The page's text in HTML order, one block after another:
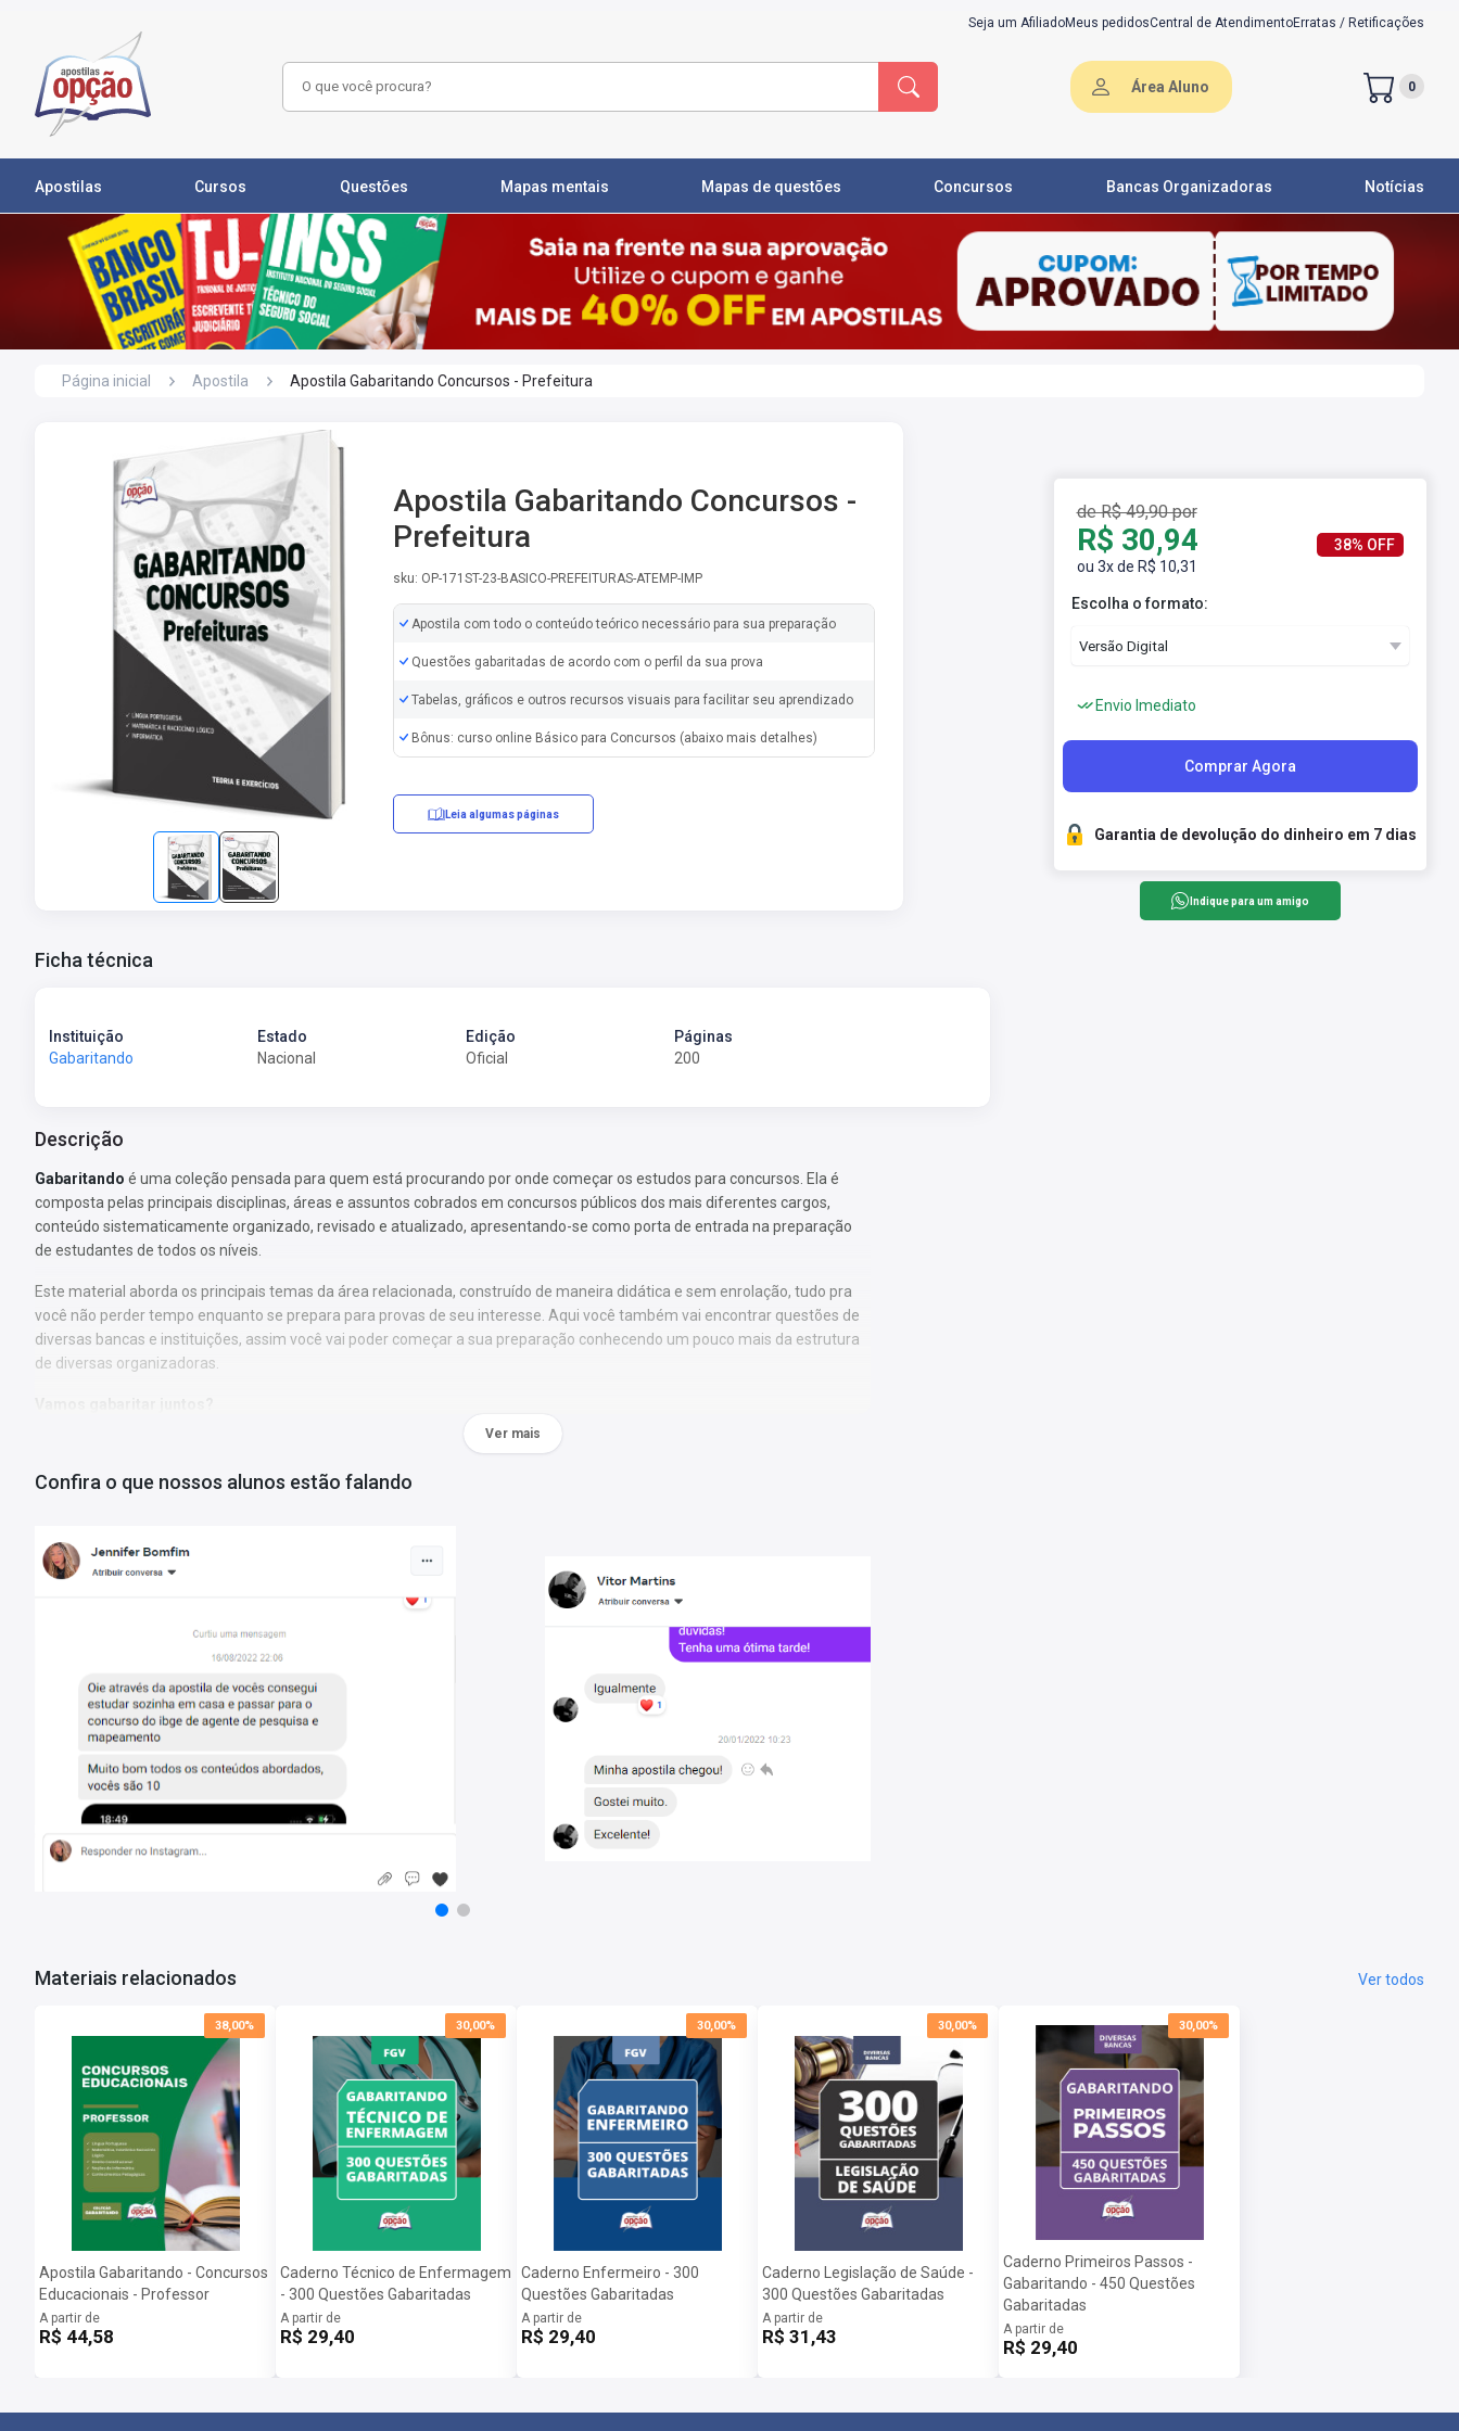
Seja um AfiliadoMeus pedidosCentral de AtendimentoErratas / Retificações
Área Aluno 0
Apostilas Cursos Questões Mapas mentais Mapas de questões Concursos Bancas Organizadoras Notícias
Página inicial Apostila Apostila Gabaritando Concursos - Prefeitura
Apostila Gabaritando Concursos -
Prefeitura
sku: OP-171ST-23-BASICO-PREFEITURAS-ATEMP-IMP
Apostila com todo o conteúdo teórico necessário para sua preparação
Questões gabaritadas de acordo com o perfil da sua prova
Tabelas, gráficos e outros recursos visuais para facilitar seu aprendizado
Bônus: curso online Básico para Concursos (abaixo mais detalhes)
Leia algumas páginas
Ficha técnica
Instituição
Gabaritando
Estado
Nacional
Edição
Oficial
Páginas
200
Descrição
Gabaritando é uma coleção pensada para quem está procurando por onde começar os estudos para concursos. Ela é
composta pelas principais disciplinas, áreas e assuntos cobrados em concursos públicos dos mais diferentes cargos,
conteúdo sistematicamente organizado, revisado e atualizado, apresentando-se como porta de entrada na preparação
de estudantes de todos os níveis.
Este material aborda os principais temas da área relacionada, construído de maneira didática e sem enrolação, tudo pra
você não perder tempo enquanto se prepara para provas de seu interesse. Aqui você também vai encontrar questões de
diversas bancas e instituições, assim você vai poder começar a sua preparação conhecendo um pouco mais da estrutura
de diversas organizadoras.
Ver mais
Confira o que nossos alunos estão falando
de R$ 49,90 por
R$ 30,94
ou 3x de R$ 10,31
38% OFF
Escolha o formato:
Envio Imediato
Comprar Agora
Garantia de devolução do dinheiro em 7 dias
Indique para um amigo
Materiais relacionados Ver todos
38,00%
Apostila Gabaritando - Concursos
Educacionais - Professor
A partir de
R$ 44,58
30,00%
Caderno Técnico de Enfermagem
- 300 Questões Gabaritadas
A partir de
R$ 29,40
30,00%
Caderno Enfermeiro - 300
Questões Gabaritadas
A partir de
R$ 29,40
30,00%
Caderno Legislação de Saúde -
300 Questões Gabaritadas
A partir de
R$ 31,43
30,00%
Caderno Primeiros Passos -
Gabaritando - 450 Questões
Gabaritadas
A partir de
R$ 29,40